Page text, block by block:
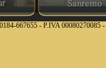
667655 - P.IVA 00080270085 -